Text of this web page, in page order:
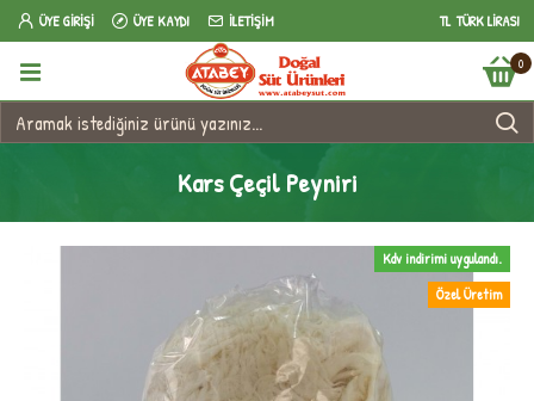
ÜYE GIRIŞI ÜYE KAYDI İLETIŞIM TL TÜRK LIRASI
0
Kars Çeçil Peyniri
Özel Üretim
Kdv indirimi uygulandı.